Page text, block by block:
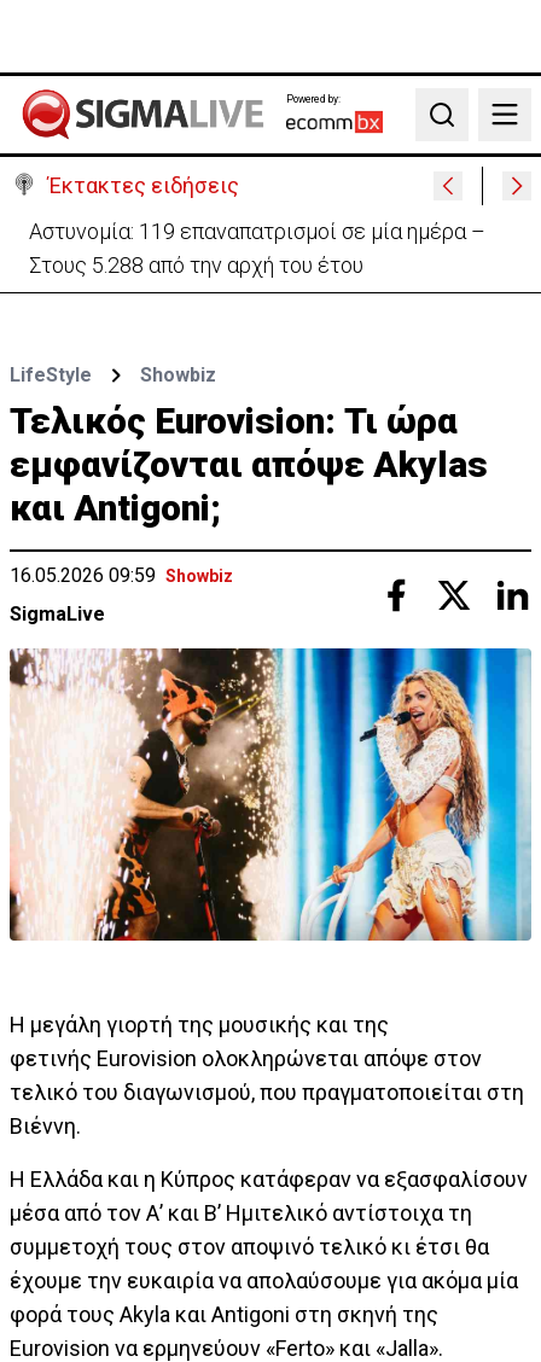
Powered by:
Search
Έκτακτες ειδήσεις
Θέλει να ξαναζωντανέψει την «Corner» o
Προύντζος - «Πληγώνει τις αναμνήσεις»
LifeStyle Showbiz
Τελικός Eurovision: Τι ώρα
εμφανίζονται απόψε Akylas
και Antigoni;
16.05.2026 09:59 Showbiz
SigmaLive
Η μεγάλη γιορτή της μουσικής και της
φετινής Eurovision ολοκληρώνεται απόψε στον
τελικό του διαγωνισμού, που πραγματοποιείται στη
Βιέννη.
Η Ελλάδα και η Κύπρος κατάφεραν να εξασφαλίσουν
μέσα από τον Α’ και Β’ Ημιτελικό αντίστοιχα τη
συμμετοχή τους στον αποψινό τελικό κι έτσι θα
έχουμε την ευκαιρία να απολαύσουμε για ακόμα μία
φορά τους Akyla και Antigoni στη σκηνή της
Eurovision να ερμηνεύουν «Ferto» και «Jalla».